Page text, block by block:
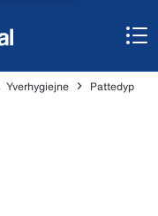
Yverhygiejne
Pattedyp